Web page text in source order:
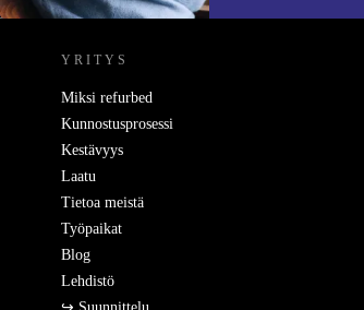
YRITYS
Miksi refurbed
Kunnostusprosessi
Kestävyys
Laatu
Tietoa meistä
Työpaikat
Blog
Lehdistö